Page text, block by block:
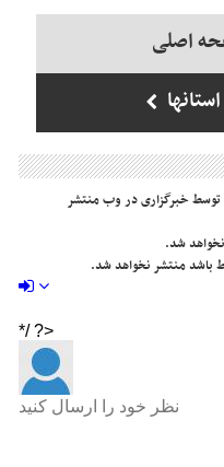
اصلی
توسط خبرگزاری در وب منتشر
شد.
باشد منتشر نخواهد شد.